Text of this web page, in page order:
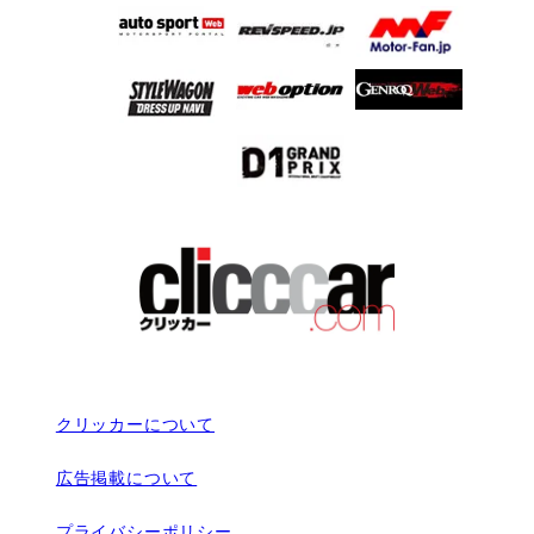
クリッカーについて
広告掲載について